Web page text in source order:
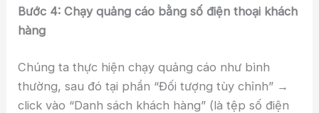
Bước 4: Chạy quảng cáo bằng số điện thoại khách
hàng
Chúng ta thực hiện chạy quảng cáo như bình
thường, sau đó tại phần “Đối tượng tùy chỉnh” →
click vào “Danh sách khách hàng” (là tệp số điện